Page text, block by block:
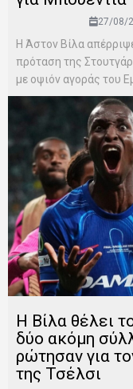
27/08/
Η Άστον Βίλα
πρόταση της
με οψιόν αγοράς του
Η Βίλα θέλει
δύο ακόμη
ρώτησαν για
της Τσέλσι